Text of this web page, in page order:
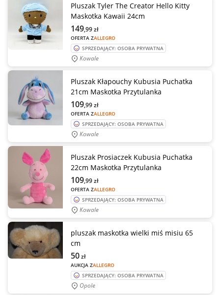
Pluszak Tyler The Creator Hello Kitty
Maskotka Kawaii 24cm
OFERTA ZALLEGRO
149,99zł
SPRZEDAJĄCY: OSOBA PRYWATNA
Kowale
Pluszak Kłapouchy Kubusia Puchatka
21cm Maskotka Przytulanka
OFERTA ZALLEGRO
109,99zł
SPRZEDAJĄCY: OSOBA PRYWATNA
Kowale
Pluszak Prosiaczek Kubusia Puchatka
22cm Maskotka Przytulanka
OFERTA ZALLEGRO
109,99zł
SPRZEDAJĄCY: OSOBA PRYWATNA
Kowale
pluszak maskotka wielki miś misiu 65
cm
AUKCJA ZALLEGRO
50zł
SPRZEDAJĄCY: OSOBA PRYWATNA
Opole